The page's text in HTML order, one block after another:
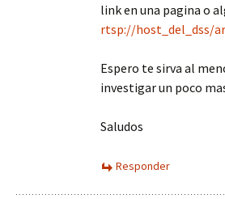
link en una pagina o
rtsp://host_del_dss/
Espero te sirva al
investigar un poco
Saludos
Responder